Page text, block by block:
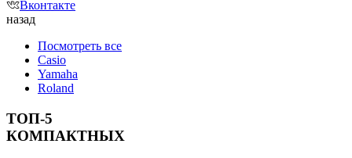
Вконтакте
назад
Посмотреть все
Casio
Yamaha
Roland
ТОП-5
КОМПАКТНЫХ